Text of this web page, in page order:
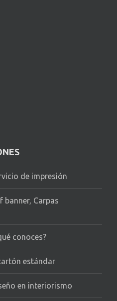
de impresión
banner, Carpas
conoces?
estándar
en interiorismo